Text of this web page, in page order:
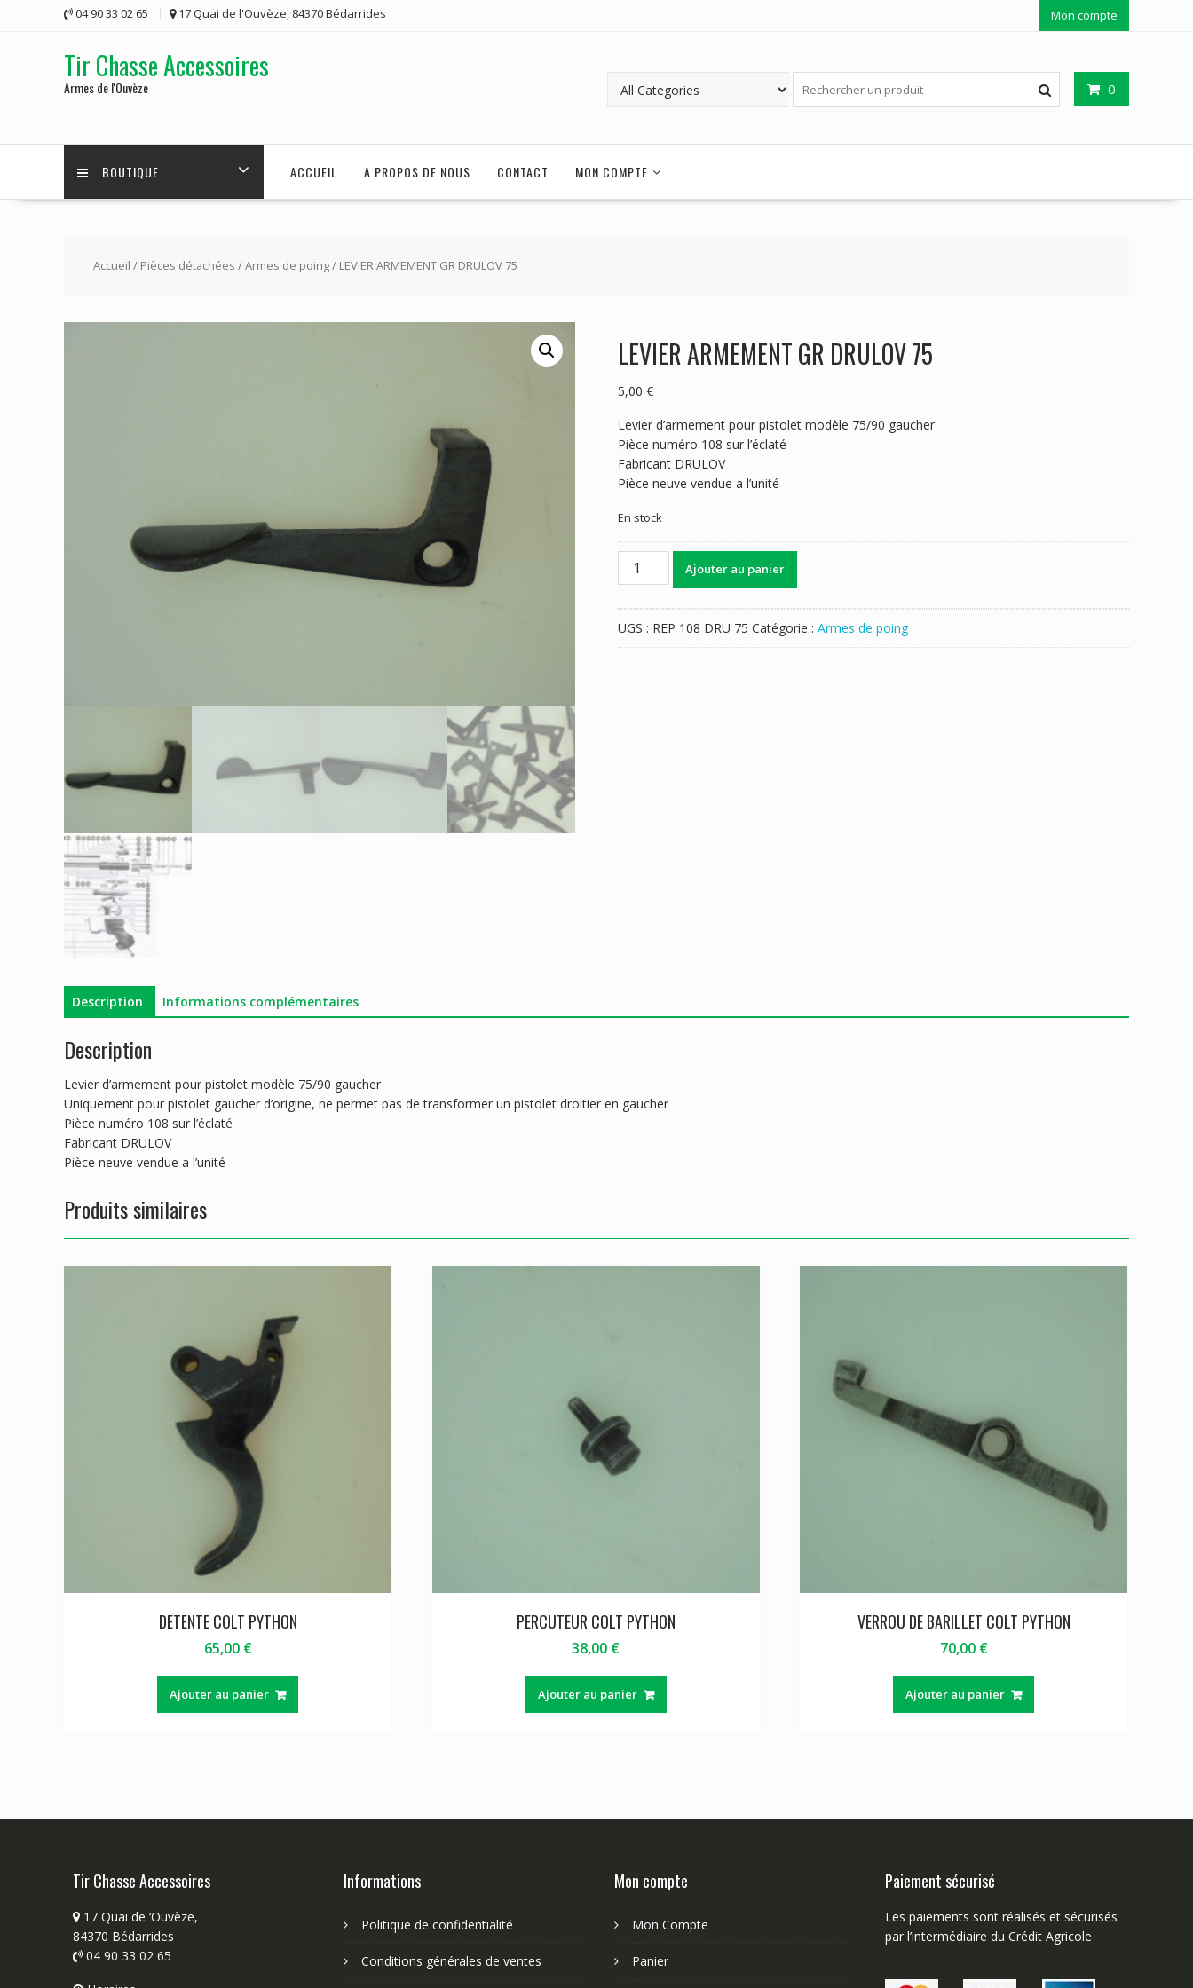
04 90 33 02 65 17 Quai de l'Ouvèze, 84370 Bédarrides Mon compte
Tir Chasse Accessoires
Armes de l'Ouvèze 0
BOUTIQUE ACCUEIL A PROPOS DE NOUS CONTACT MON COMPTE
Accueil / Pièces détachées /Armes de poing/ LEVIER ARMEMENT GR DRULOV 75
LEVIER ARMEMENT GR DRULOV 75
5,00 €
Levier d’armement pour pistolet modèle 75/90 gaucher
Pièce numéro 108 sur l’éclaté
Fabricant DRULOV
Pièce neuve vendue a l’unité
En stock
quantité
GR
Ajouter au panier
UGS : REP 108 DRU 75 Catégorie : Armes de poing
Description Informations complémentaires
Description
Levier d’armement pour pistolet modèle 75/90 gaucher
Uniquement pour pistolet gaucher d’origine, ne permet pas de transformer un pistolet droitier en gaucher
Pièce numéro 108 sur l’éclaté
Fabricant DRULOV
Pièce neuve vendue a l’unité
Produits similaires
DETENTE COLT PYTHON
65,00 €
Ajouter au panier
PERCUTEUR COLT PYTHON
38,00 €
Ajouter au panier
VERROU DE BARILLET COLT PYTHON
70,00 €
Ajouter au panier
Tir Chasse Accessoires
17 Quai de ‘Ouvèze,
84370 Bédarrides
04 90 33 02 65
Informations
Politique de confidentialité
Conditions générales de ventes
Mon compte
Mon Compte
Panier
Paiement sécurisé
Les paiements sont réalisés et sécurisés
par l’intermédiaire du Crédit Agricole